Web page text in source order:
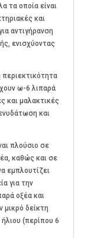
τα οποία είναι
και
αντιγήρανση
ενισχύοντας
ω-6 λιπαρά
και μαλακτικές
και
πλούσιο σε
καθώς και σε
εμπλουτίζει
για την
οξέα και
μικρό δείκτη
(περίπου 6